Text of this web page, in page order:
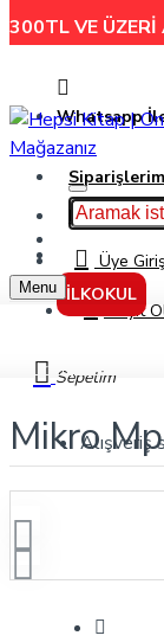
300TL VE ÜZERİ
Whatsapp
Siparişlerim
Hakkımızda
İletişim
Üye
Kayıt
Sepetim
Alışveriş
İLKOKUL
Menu
Mikro Mp-526
Mikro